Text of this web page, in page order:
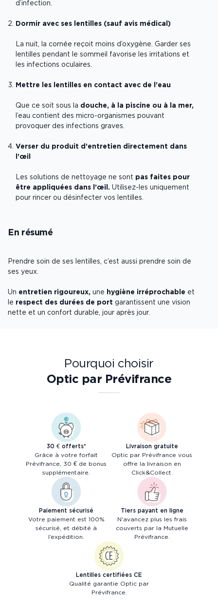
d’infection.
Dormir avec ses lentilles (sauf avis médical)
La nuit, la cornée reçoit moins d’oxygène. Garder ses
lentilles pendant le sommeil favorise les irritations et
les infections oculaires.
Mettre les lentilles en contact avec de l’eau
Que ce soit sous la douche, à la piscine ou à la mer,
l’eau contient des micro-organismes pouvant
provoquer des infections graves.
Verser du produit d’entretien directement dans
l’œil
Les solutions de nettoyage ne sont pas faites pour
être appliquées dans l’œil. Utilisez-les uniquement
pour rincer ou désinfecter vos lentilles.
En résumé
Prendre soin de ses lentilles, c’est aussi prendre soin de
ses yeux.
Un entretien rigoureux, une hygiène irréprochable et
le respect des durées de port garantissent une vision
nette et un confort durable, jour après jour.
Pourquoi choisir
Optic par Prévifrance
30 € offerts*
Grâce à votre forfait
Prévifrance, 30 € de bonus
supplémentaire.
Livraison gratuite
Optic par Prévifrance vous
offre la livraison en
Click&Collect.
Paiement sécurisé
Votre paiement est 100%
sécurisé, et débité à
l’expédition.
Tiers payant en ligne
N'avancez plus les frais
couverts par la Mutuelle
Prévifrance.
Lentilles certifiées CE
Qualité garantie Optic par
Prévifrance.